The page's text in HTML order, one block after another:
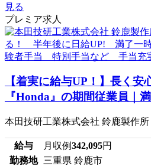
見る
プレミア求人
【着実に給与UP！】長く安
『Honda』の期間従業員｜
本田技研工業株式会社 鈴鹿製作
給与 月収例342,095円
勤務地 三重県 鈴鹿市